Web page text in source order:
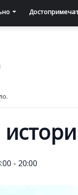
- 20:00